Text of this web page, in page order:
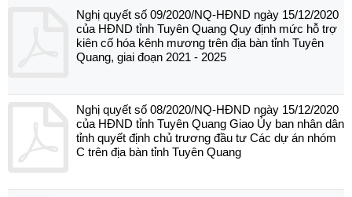
Nghị quyết số 09/2020/NQ-HĐND ngày 15/12/2020
của HĐND tỉnh Tuyên Quang Quy định mức hỗ trợ
kiên cố hóa kênh mương trên địa bàn tỉnh Tuyên
Quang, giai đoạn 2021 - 2025
Nghị quyết số 08/2020/NQ-HĐND ngày 15/12/2020
của HĐND tỉnh Tuyên Quang Giao Ủy ban nhân dân
tỉnh quyết định chủ trương đầu tư Các dự án nhóm
C trên địa bàn tỉnh Tuyên Quang